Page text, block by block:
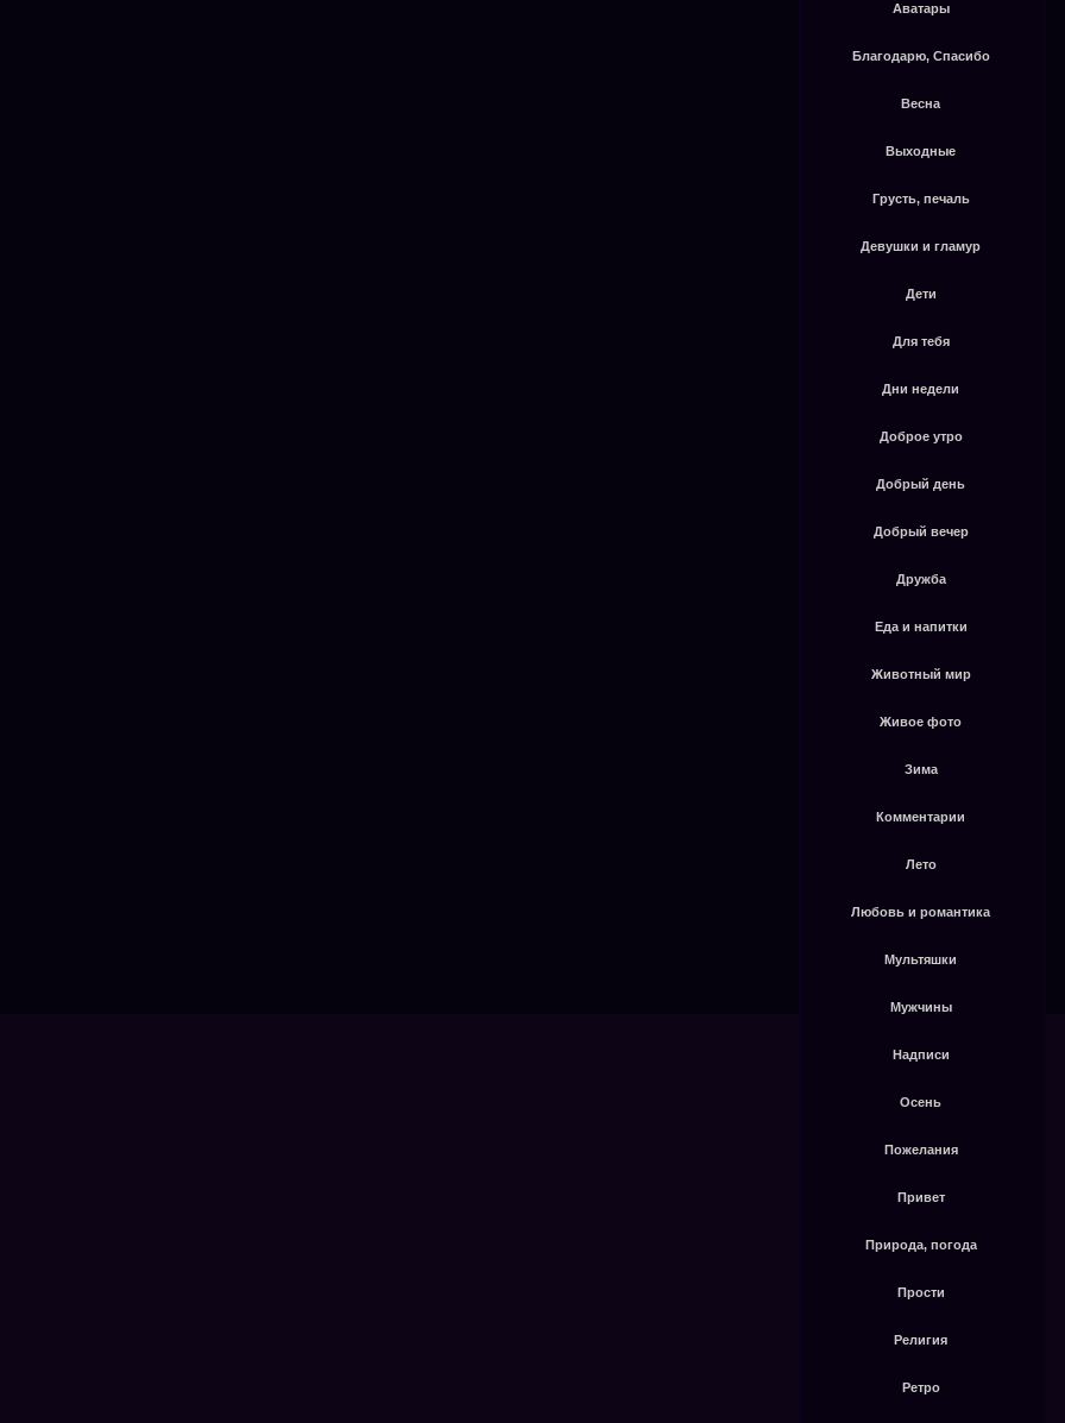
Аватары
Благодарю, Спасибо
Весна
Выходные
Грусть, печаль
Девушки и гламур
Дети
Для тебя
Дни недели
Доброе утро
Добрый день
Добрый вечер
Дружба
Еда и напитки
Животный мир
Живое фото
Зима
Комментарии
Лето
Любовь и романтика
Мультяшки
Мужчины
Надписи
Осень
Пожелания
Привет
Природа, погода
Прости
Религия
Ретро